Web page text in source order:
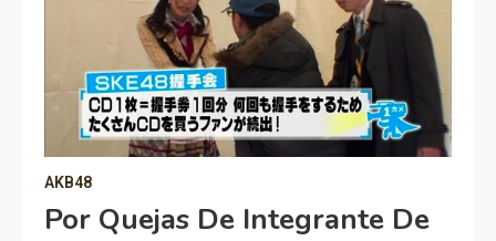
AKB48
Por Quejas De Integrante De